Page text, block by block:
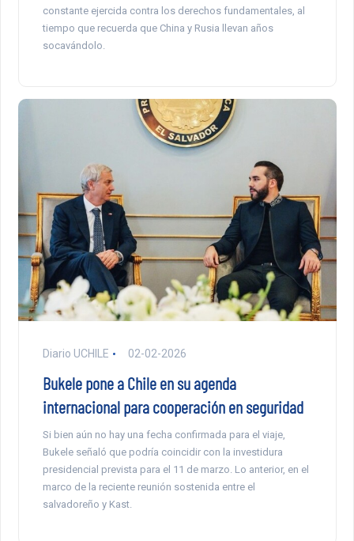
constante ejercida contra los derechos fundamentales, al
tiempo que recuerda que China y Rusia llevan años
socavándolo.
Diario UCHILE 02-02-2026
Bukele pone a Chile en su agenda
internacional para cooperación en seguridad
Si bien aún no hay una fecha confirmada para el viaje,
Bukele señaló que podría coincidir con la investidura
presidencial prevista para el 11 de marzo. Lo anterior, en el
marco de la reciente reunión sostenida entre el
salvadoreño y Kast.